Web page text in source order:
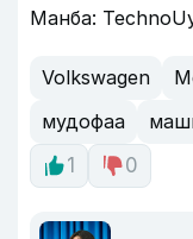
Манба:
Volkswagen
мудофаа
1
0